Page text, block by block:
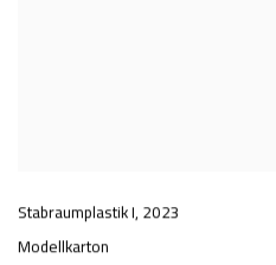
Stabraumplastik I,2023
Modellkarton